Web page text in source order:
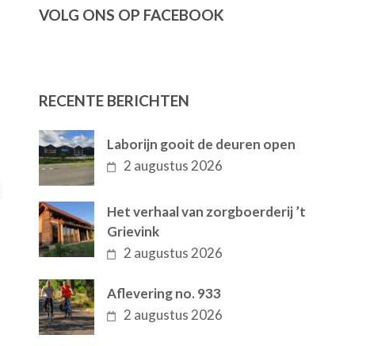
VOLG ONS OP FACEBOOK
RECENTE BERICHTEN
Laborijn gooit de deuren open
2 augustus 2026
Het verhaal van zorgboerderij ’t
Grievink
2 augustus 2026
Aflevering no. 933
2 augustus 2026